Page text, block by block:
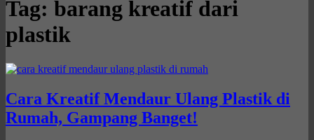
Tag: barang kreatif dari
plastik
Cara Kreatif Mendaur Ulang Plastik di
Rumah, Gampang Banget!